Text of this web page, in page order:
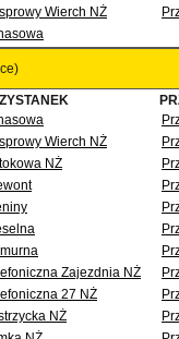
Wierch NŻ
Wierch NŻ
NŻ
Zajezdnia NŻ
27 NŻ
NŻ